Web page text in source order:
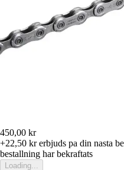
450,00 kr
+22,50 krerbjuds pa din nasta
bestallning har bekraftats
Loading...